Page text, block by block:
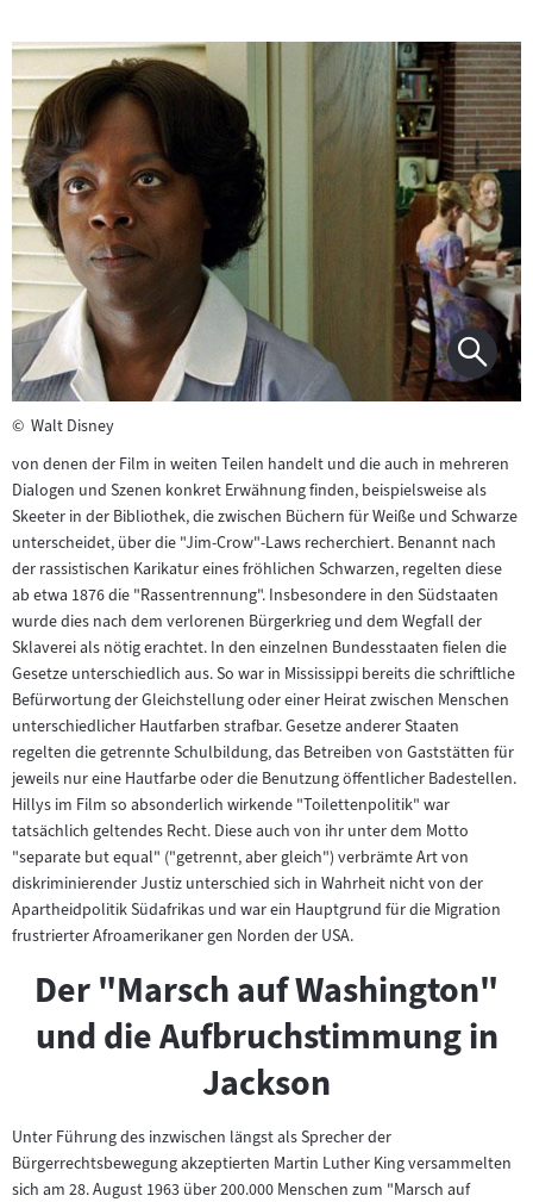
© Walt Disney
von denen der Film in weiten Teilen handelt und die auch in mehreren
Dialogen und Szenen konkret Erwähnung finden, beispielsweise als
Skeeter in der Bibliothek, die zwischen Büchern für Weiße und Schwarze
unterscheidet, über die "Jim-Crow"-Laws recherchiert. Benannt nach
der rassistischen Karikatur eines fröhlichen Schwarzen, regelten diese
ab etwa 1876 die "Rassentrennung". Insbesondere in den Südstaaten
wurde dies nach dem verlorenen Bürgerkrieg und dem Wegfall der
Sklaverei als nötig erachtet. In den einzelnen Bundesstaaten fielen die
Gesetze unterschiedlich aus. So war in Mississippi bereits die schriftliche
Befürwortung der Gleichstellung oder einer Heirat zwischen Menschen
unterschiedlicher Hautfarben strafbar. Gesetze anderer Staaten
regelten die getrennte Schulbildung, das Betreiben von Gaststätten für
jeweils nur eine Hautfarbe oder die Benutzung öffentlicher Badestellen.
Hillys im Film so absonderlich wirkende "Toilettenpolitik" war
tatsächlich geltendes Recht. Diese auch von ihr unter dem Motto
"separate but equal" ("getrennt, aber gleich") verbrämte Art von
diskriminierender Justiz unterschied sich in Wahrheit nicht von der
Apartheidpolitik Südafrikas und war ein Hauptgrund für die Migration
frustrierter Afroamerikaner gen Norden der USA.
Der "Marsch auf Washington"
und die Aufbruchstimmung in
Jackson
Unter Führung des inzwischen längst als Sprecher der
Bürgerrechtsbewegung akzeptierten Martin Luther King versammelten
sich am 28. August 1963 über 200.000 Menschen zum "Marsch auf